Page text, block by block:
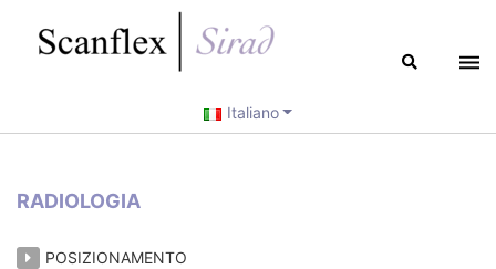
Italiano
RADIOLOGIA
POSIZIONAMENTO